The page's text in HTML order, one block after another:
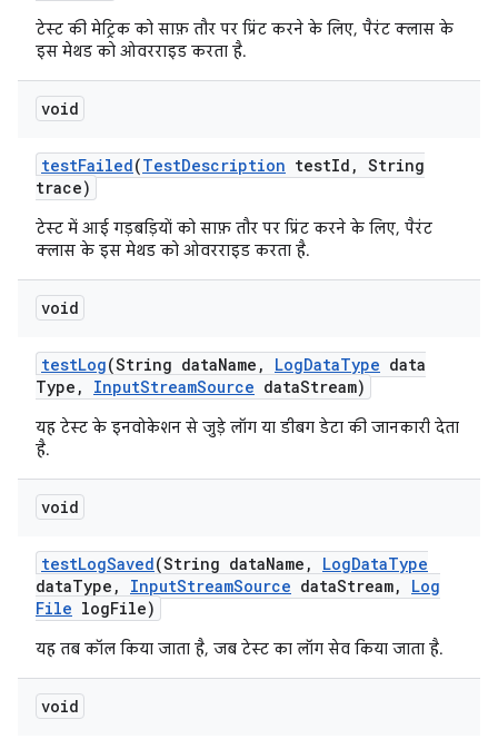
टेस्ट की मेट्रिक को साफ़ तौर पर प्रिंट करने के लिए, पैरंट क्लास के
इस मेथड को ओवरराइड करता है.
void
testFailed(TestDescription testId , String
trace)
टेस्ट में आई गड़बड़ियों को साफ़ तौर पर प्रिंट करने के लिए, पैरंट
क्लास के इस मेथड को ओवरराइड करता है.
void
testLog(String dataName , LogDataType data
Type , InputStreamSource dataStream)
यह टेस्ट के इनवोकेशन से जुड़े लॉग या डीबग डेटा की जानकारी देता
है.
void
testLogSaved(String dataName , LogDataType
dataType , InputStreamSource dataStream,
Log
File logFile)
यह तब कॉल किया जाता है, जब टेस्ट का लॉग सेव किया जाता है.
void